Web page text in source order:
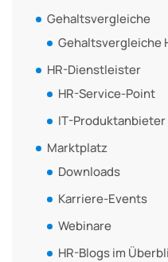
Gehaltsvergleiche
Gehaltsvergleiche
HR-Dienstleister
HR-Service-Point
IT-Produktanbieter
Marktplatz
Downloads
Karriere-Events
Webinare
HR-Blogs im